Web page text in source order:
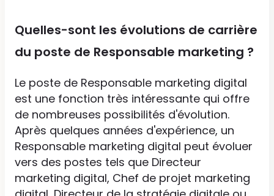
Quelles-sont les évolutions de carrière
du poste de Responsable marketing ?
Le poste de Responsable marketing digital
est une fonction très intéressante qui offre
de nombreuses possibilités d'évolution.
Après quelques années d'expérience, un
Responsable marketing digital peut évoluer
vers des postes tels que Directeur
marketing digital, Chef de projet marketing